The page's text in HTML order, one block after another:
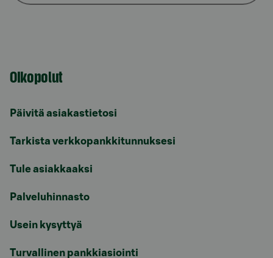
Oikopolut
Päivitä asiakastietosi
Tarkista verkkopankkitunnuksesi
Tule asiakkaaksi
Palveluhinnasto
Usein kysyttyä
Turvallinen pankkiasiointi